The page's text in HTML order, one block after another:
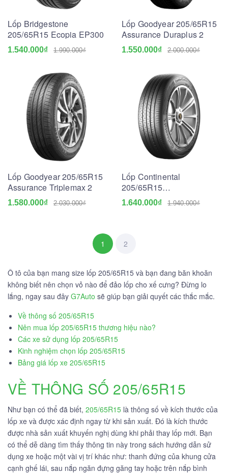
Lốp Bridgestone
205/65R15 Ecopia EP300
1.540.000₫ 1.990.000₫
Lốp Goodyear 205/65R15
Assurance Duraplus 2
1.550.000₫ 2.000.000₫
Lốp Goodyear 205/65R15
Assurance Triplemax 2
1.580.000₫ 2.030.000₫
Lốp Continental
205/65R15
ComfortContact CC6
1.640.000₫ 1.940.000₫
1 2
Ô tô của bạn mang size lốp 205/65R15 và bạn đang băn khoăn
không biết nên chọn vỏ nào để đảo lốp cho xế cưng? Đừng lo
lắng, ngay sau đây G7Auto sẽ giúp bạn giải quyết các thắc mắc.
Về thông số 205/65R15
Nên mua lốp 205/65R15 thương hiệu nào?
Các xe sử dụng lốp 205/65R15
Kinh nghiệm chọn lốp 205/65R15
Bảng giá lốp xe 205/65R15
VỀ THÔNG SỐ 205/65R15
Như bạn có thể đã biết, 205/65R15 là thông số về kích thước của
lốp xe và được xác định ngay từ khi sản xuất. Đó là kích thước
được nhà sản xuất khuyến nghị dùng khi phải thay lốp mới. Bạn
có thể dễ dàng tìm thấy thông tin này trong sách hướng dẫn sử
dụng xe hoặc một vài vị trí khác như: thanh đứng của khung cửa
cạnh ghế lái, sau nắp ngăn đựng găng tay hoặc trên nắp bình